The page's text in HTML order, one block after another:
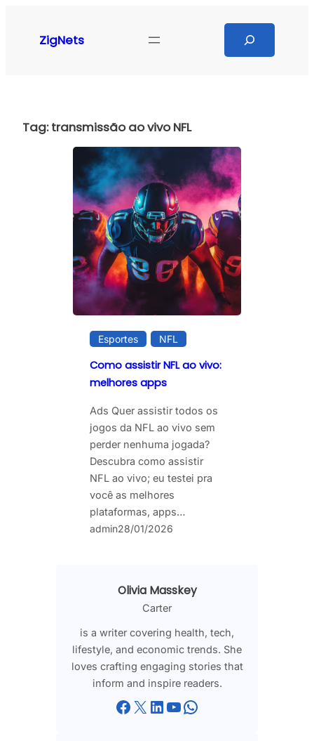
ZigNets
Tag:transmissão ao vivo NFL
Esportes NFL
Como assistir NFL ao vivo:
melhores apps
Ads Quer assistir todos os
jogos da NFL ao vivo sem
perder nenhuma jogada?
Descubra como assistir
NFL ao vivo; eu testei pra
você as melhores
plataformas, apps…
admin28/01/2026
Olivia Masskey
Carter
is a writer covering health, tech,
lifestyle, and economic trends. She
loves crafting engaging stories that
inform and inspire readers.
Facebook X LinkedIn YouTube WhatsApp